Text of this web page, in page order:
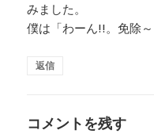
みました。
僕は「わーん!!。免除
返信
コメントを残す